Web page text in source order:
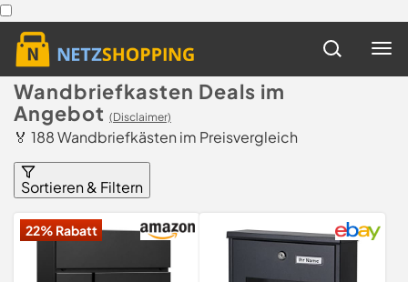
Wandbriefkasten Deals im
Angebot (Disclaimer)
🏅 188 Wandbriefkästen im Preisvergleich
Sortieren & Filtern
22% Rabatt